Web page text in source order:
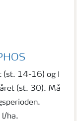
14-16) og I
(st. 30). Må
ha.